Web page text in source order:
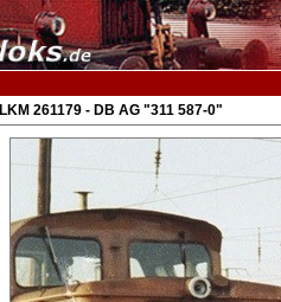
LKM 261179 - DB AG "311 587-0"